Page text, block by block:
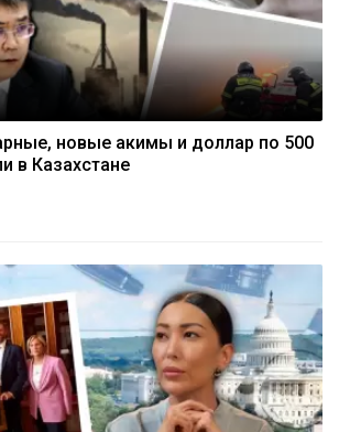
новые акимы и доллар по 500
в Казахстане